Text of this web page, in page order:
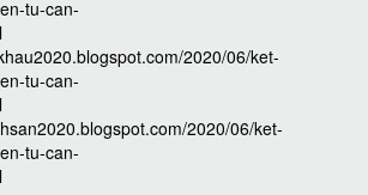
tu-can-
2020/06/ket-
tu-can-
2020/06/ket-
tu-can-